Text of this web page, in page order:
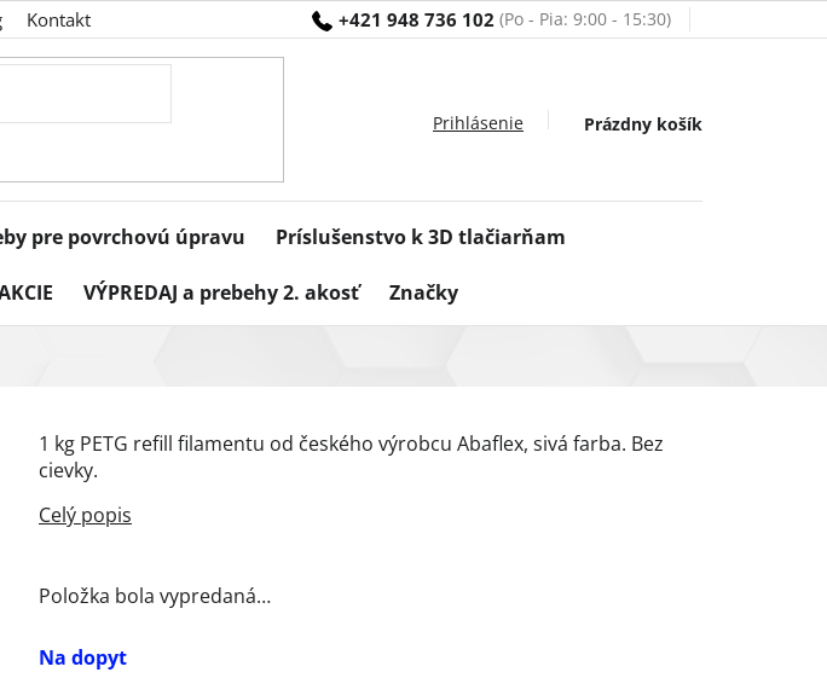
+421 948 736 102
Kontakt
Nákupný
Prázdny košík
pre povrchovú úpravu Príslušenstvo k 3D tlačiarňam
VÝPREDAJ a prebehy 2. akosť Značky
Na dopyt
Položka bola vypredaná…
1 kg PETG refill filamentu od českého výrobcu Abaflex, sivá farba. Bez
cievky.